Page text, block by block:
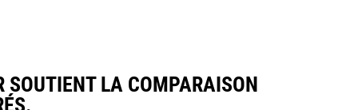
LA COMPARAISON